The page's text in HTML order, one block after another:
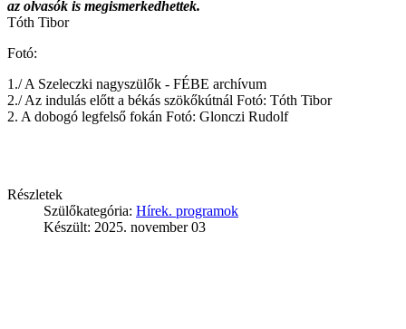
az olvasók is megismerkedhettek.
Tóth Tibor
Fotó:
1./ A Szeleczki nagyszülők - FÉBE archívum
2./ Az indulás előtt a békás szökőkútnál Fotó: Tóth Tibor
2. A dobogó legfelső fokán Fotó: Glonczi Rudolf
Részletek
Szülőkategória: Hírek. programok
Készült: 2025. november 03